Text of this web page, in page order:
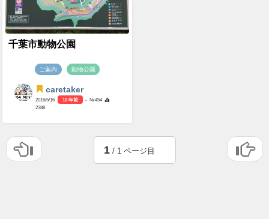
千葉市動物公園
ご案内 動物公園
caretaker
2016/5/16 10 年前
- №454
2388
1/ 1 ページ目